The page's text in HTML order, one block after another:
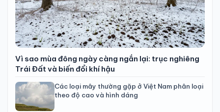
Vì sao mùa đông ngày càng ngắn lại: trục nghiêng
Trái Đất và biến đổi khí hậu
Các loại mây thường gặp ở Việt Nam phân loại
theo độ cao và hình dáng